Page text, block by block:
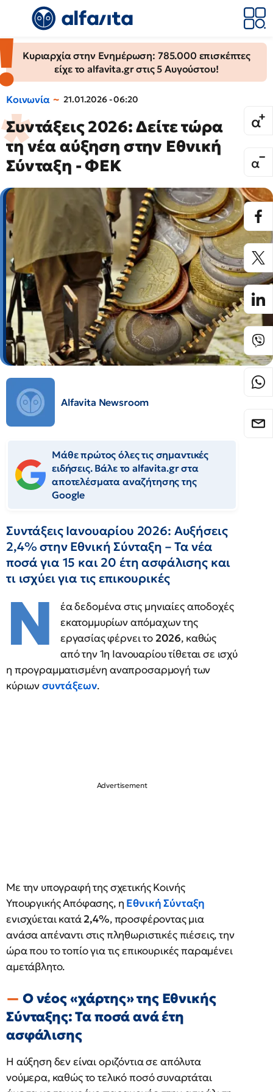
Κυριαρχία στην Ενημέρωση: 785.000 επισκέπτες
είχε το alfavita.gr στις 5 Αυγούστου!
Κοινωνία 21.01.2026 - 06:20
Συντάξεις 2026: Δείτε τώρα
τη νέα αύξηση στην Εθνική
Σύνταξη - ΦΕΚ
Alfavita Newsroom
Μάθε πρώτος όλες τις σημαντικές
ειδήσεις. Βάλε το alfavita.gr στα
αποτελέσματα αναζήτησης της
Google
Συντάξεις Ιανουαρίου 2026: Αυξήσεις
2,4% στην Εθνική Σύνταξη – Τα νέα
ποσά για 15 και 20 έτη ασφάλισης και
τι ισχύει για τις επικουρικές
Ν
έα δεδομένα στις μηνιαίες αποδοχές
εκατομμυρίων απόμαχων της
εργασίας φέρνει το 2026, καθώς
από την 1η Ιανουαρίου τίθεται σε ισχύ
η προγραμματισμένη αναπροσαρμογή των
κύριωνσυντάξεων.
Με την υπογραφή της σχετικής Κοινής
Υπουργικής Απόφασης, η Εθνική Σύνταξη
ενισχύεται κατά2,4%, προσφέροντας μια
ανάσα απέναντι στις πληθωριστικές πιέσεις, την
ώρα που το τοπίο για τις επικουρικές παραμένει
αμετάβλητο.
Ο νέος «χάρτης» της Εθνικής
Σύνταξης: Τα ποσά ανά έτη
ασφάλισης
Η αύξηση δεν είναι οριζόντια σε απόλυτα
νούμερα, καθώς το τελικό ποσό συναρτάται